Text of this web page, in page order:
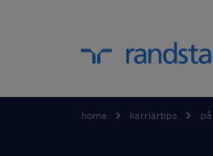
home karriärtips